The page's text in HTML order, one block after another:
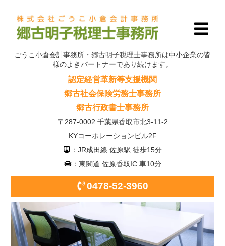
ごうこ小倉会計事務所・郷古明子税理士事務所は中小企業の皆
様のよきパートナーであり続けます。
認定経営革新等支援機関
郷古社会保険労務士事務所
郷古行政書士事務所
〒287-0002 千葉県香取市北3-11-2
KYコーポレーションビル2F
：JR成田線 佐原駅 徒歩15分
：東関道 佐原香取IC 車10分
0478-52-3960